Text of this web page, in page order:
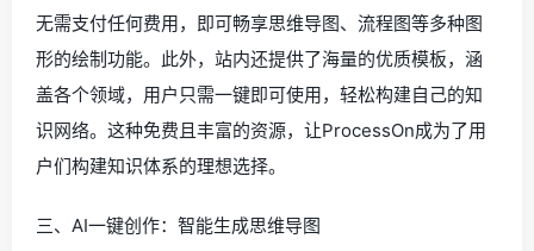
无需支付任何费用，即可畅享思维导图、流程图等多种图
形的绘制功能。此外，站内还提供了海量的优质模板，涵
盖各个领域，用户只需一键即可使用，轻松构建自己的知
识网络。这种免费且丰富的资源，让ProcessOn成为了用
户们构建知识体系的理想选择。
三、AI一键创作：智能生成思维导图